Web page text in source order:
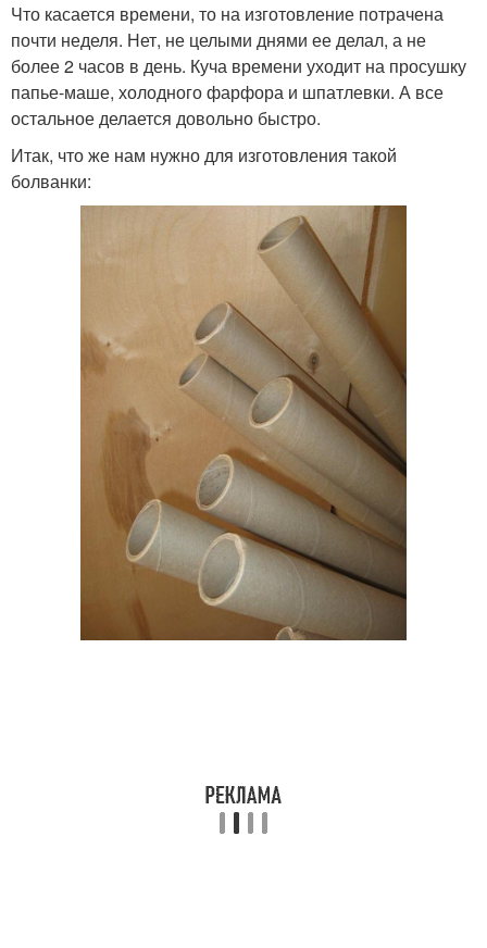
Что касается времени, то на изготовление потрачена
почти неделя. Нет, не целыми днями ее делал, а не
более 2 часов в день. Куча времени уходит на просушку
папье-маше, холодного фарфора и шпатлевки. А все
остальное делается довольно быстро.
Итак, что же нам нужно для изготовления такой
болванки: